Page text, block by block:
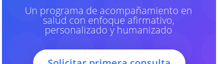
Un programa de acompañamiento en
salud con enfoque afirmativo,
personalizado y humanizado